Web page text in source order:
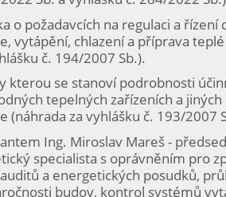
o požadavcích na regulaci a řízení
vytápění, chlazení a příprava
č. 194/2007 Sb.).
kterou se stanoví podrobnosti
tepelných zařízeních a
(náhrada za vyhlášku č. 193/2007
Ing. Miroslav Mareš -
specialista s oprávněním pro
a energetických posudků,
budov, kontrol systémů